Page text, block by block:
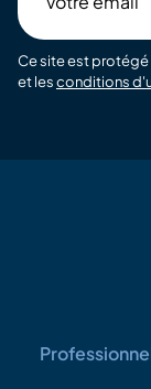
email
Ce site est protégé
et lesconditions